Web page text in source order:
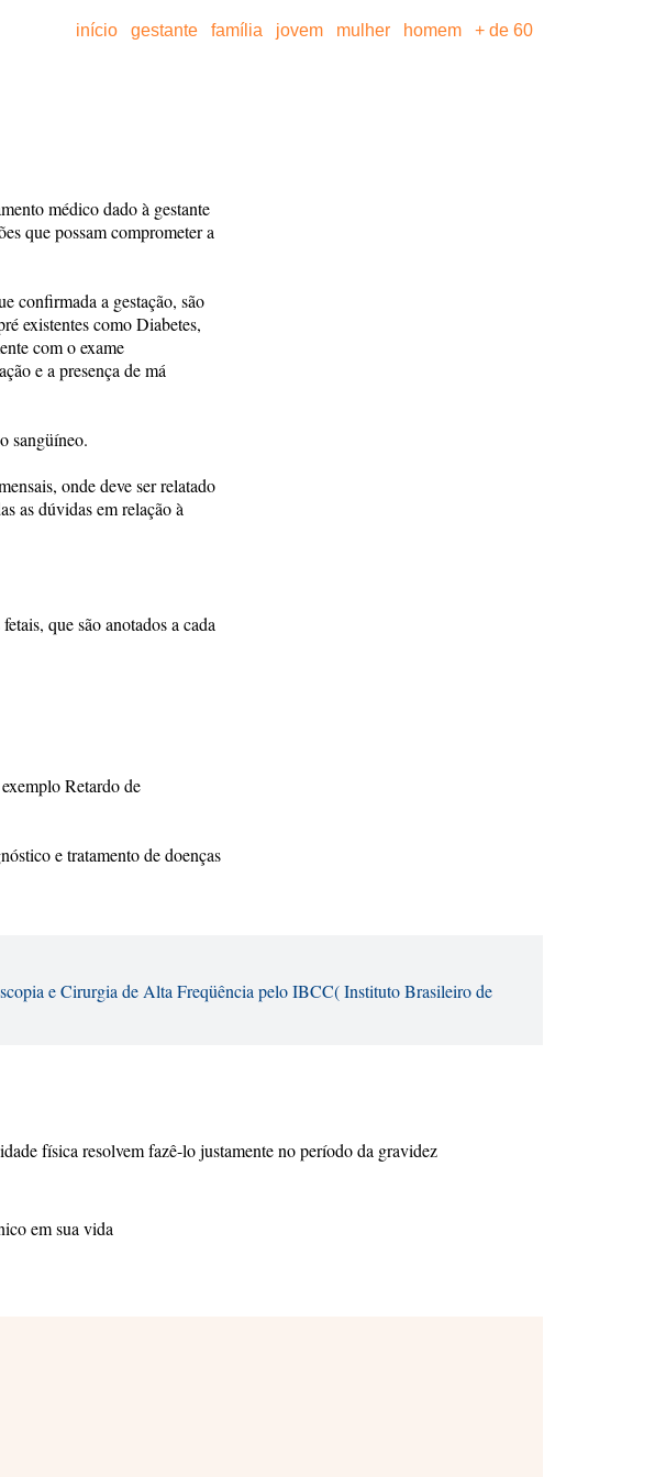
início gestante família jovem mulher homem + de 60
médico dado à gestante
que possam comprometer a
confirmada a gestação, são
existentes como Diabetes,
com o exame
e a presença de má
sangüíneo.
onde deve ser relatado
as dúvidas em relação à
que são anotados a cada
Retardo de
e tratamento de doenças
e Cirurgia de Alta Freqüência pelo IBCC( Instituto Brasileiro de
física resolvem fazê-lo justamente no período da gravidez
em sua vida